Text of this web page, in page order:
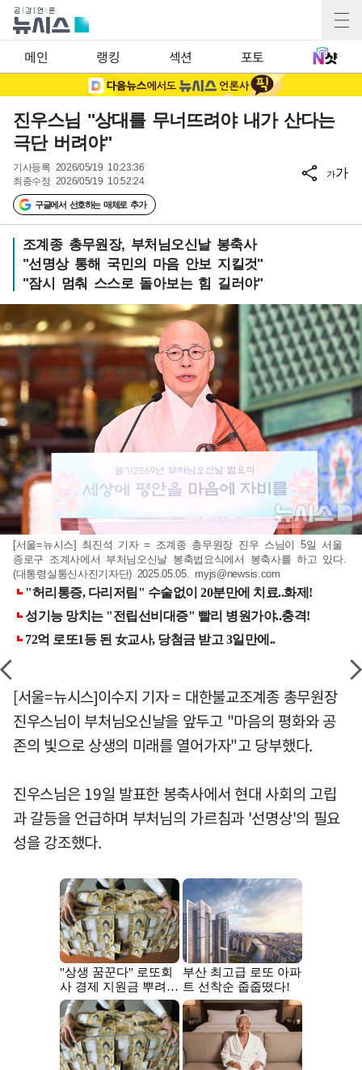
메인 랭킹 섹션 포토
진우스님 "상대를 무너뜨려야 내가 산다는
극단 버려야"
기사등록 2026/05/19 10:23:36
최종수정 2026/05/19 10:52:24
구글에서 선호하는 매체로 추가
가가
조계종 총무원장, 부처님오신날 봉축사
"선명상 통해 국민의 마음 안보 지킬것"
"잠시 멈춰 스스로 돌아보는 힘 길러야"
[서울=뉴시스] 최진석 기자 = 조계종 총무원장 진우 스님이 5일 서울
종로구 조계사에서 부처님오신날 봉축법요식에서 봉축사를 하고 있다.
(대통령실통신사진기자단) 2025.05.05. myjs@newsis.com
[서울=뉴시스]이수지 기자 = 대한불교조계종 총무원장
진우스님이 부처님오신날을 앞두고 "마음의 평화와 공
존의 빛으로 상생의 미래를 열어가자"고 당부했다.
진우스님은 19일 발표한 봉축사에서 현대 사회의 고립
과 갈등을 언급하며 부처님의 가르침과 '선명상'의 필요
성을 강조했다.